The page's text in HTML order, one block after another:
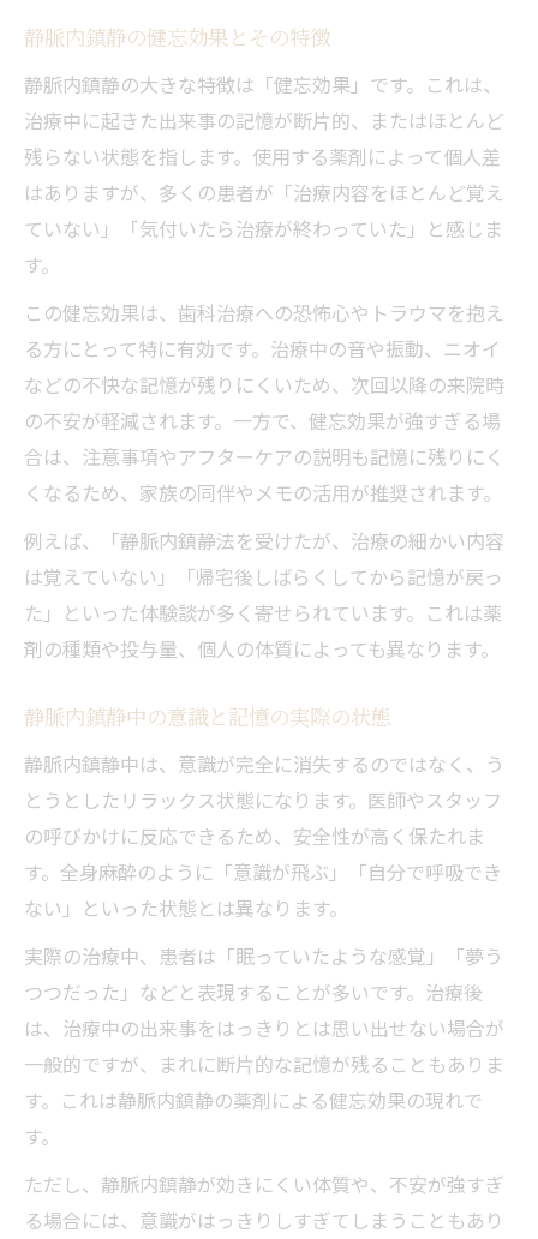
静脈内鎮静の健忘効果とその特徴
静脈内鎮静の大きな特徴は「健忘効果」です。これは、
治療中に起きた出来事の記憶が断片的、またはほとんど
残らない状態を指します。使用する薬剤によって個人差
はありますが、多くの患者が「治療内容をほとんど覚え
ていない」「気付いたら治療が終わっていた」と感じま
す。
この健忘効果は、歯科治療への恐怖心やトラウマを抱え
る方にとって特に有効です。治療中の音や振動、ニオイ
などの不快な記憶が残りにくいため、次回以降の来院時
の不安が軽減されます。一方で、健忘効果が強すぎる場
合は、注意事項やアフターケアの説明も記憶に残りにく
くなるため、家族の同伴やメモの活用が推奨されます。
例えば、「静脈内鎮静法を受けたが、治療の細かい内容
は覚えていない」「帰宅後しばらくしてから記憶が戻っ
た」といった体験談が多く寄せられています。これは薬
剤の種類や投与量、個人の体質によっても異なります。
静脈内鎮静中の意識と記憶の実際の状態
静脈内鎮静中は、意識が完全に消失するのではなく、う
とうとしたリラックス状態になります。医師やスタッフ
の呼びかけに反応できるため、安全性が高く保たれま
す。全身麻酔のように「意識が飛ぶ」「自分で呼吸でき
ない」といった状態とは異なります。
実際の治療中、患者は「眠っていたような感覚」「夢う
つつだった」などと表現することが多いです。治療後
は、治療中の出来事をはっきりとは思い出せない場合が
一般的ですが、まれに断片的な記憶が残ることもありま
す。これは静脈内鎮静の薬剤による健忘効果の現れで
す。
ただし、静脈内鎮静が効きにくい体質や、不安が強すぎ
る場合には、意識がはっきりしすぎてしまうこともあり